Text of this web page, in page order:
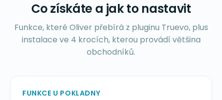
Co získáte a jak to nastavit
Funkce, které Oliver přebírá z pluginu Truevo, plus
instalace ve 4 krocích, kterou provádí většina
obchodníků.
FUNKCE U POKLADNY